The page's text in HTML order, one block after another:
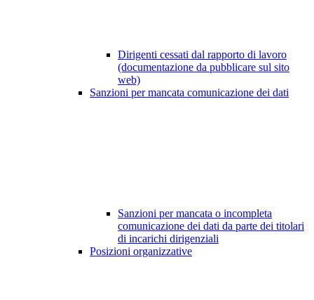
Dirigenti cessati dal rapporto di lavoro
(documentazione da pubblicare sul sito
web)
Sanzioni per mancata comunicazione dei dati
Sanzioni per mancata o incompleta
comunicazione dei dati da parte dei titolari
di incarichi dirigenziali
Posizioni organizzative